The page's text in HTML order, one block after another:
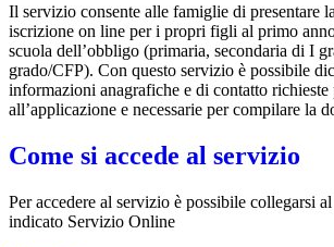
Il servizio consente alle famiglie di presentare
iscrizione on line per i propri figli al primo
scuola dell’obbligo (primaria, secondaria di I
grado/CFP). Con questo servizio è possibile
informazioni anagrafiche e di contatto richieste
all’applicazione e necessarie per compilare la
Come si accede al servizio
Per accedere al servizio è possibile collegarsi
indicato Servizio Online